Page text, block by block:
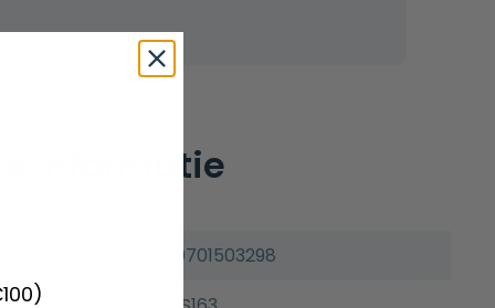
informatie
8720701503298